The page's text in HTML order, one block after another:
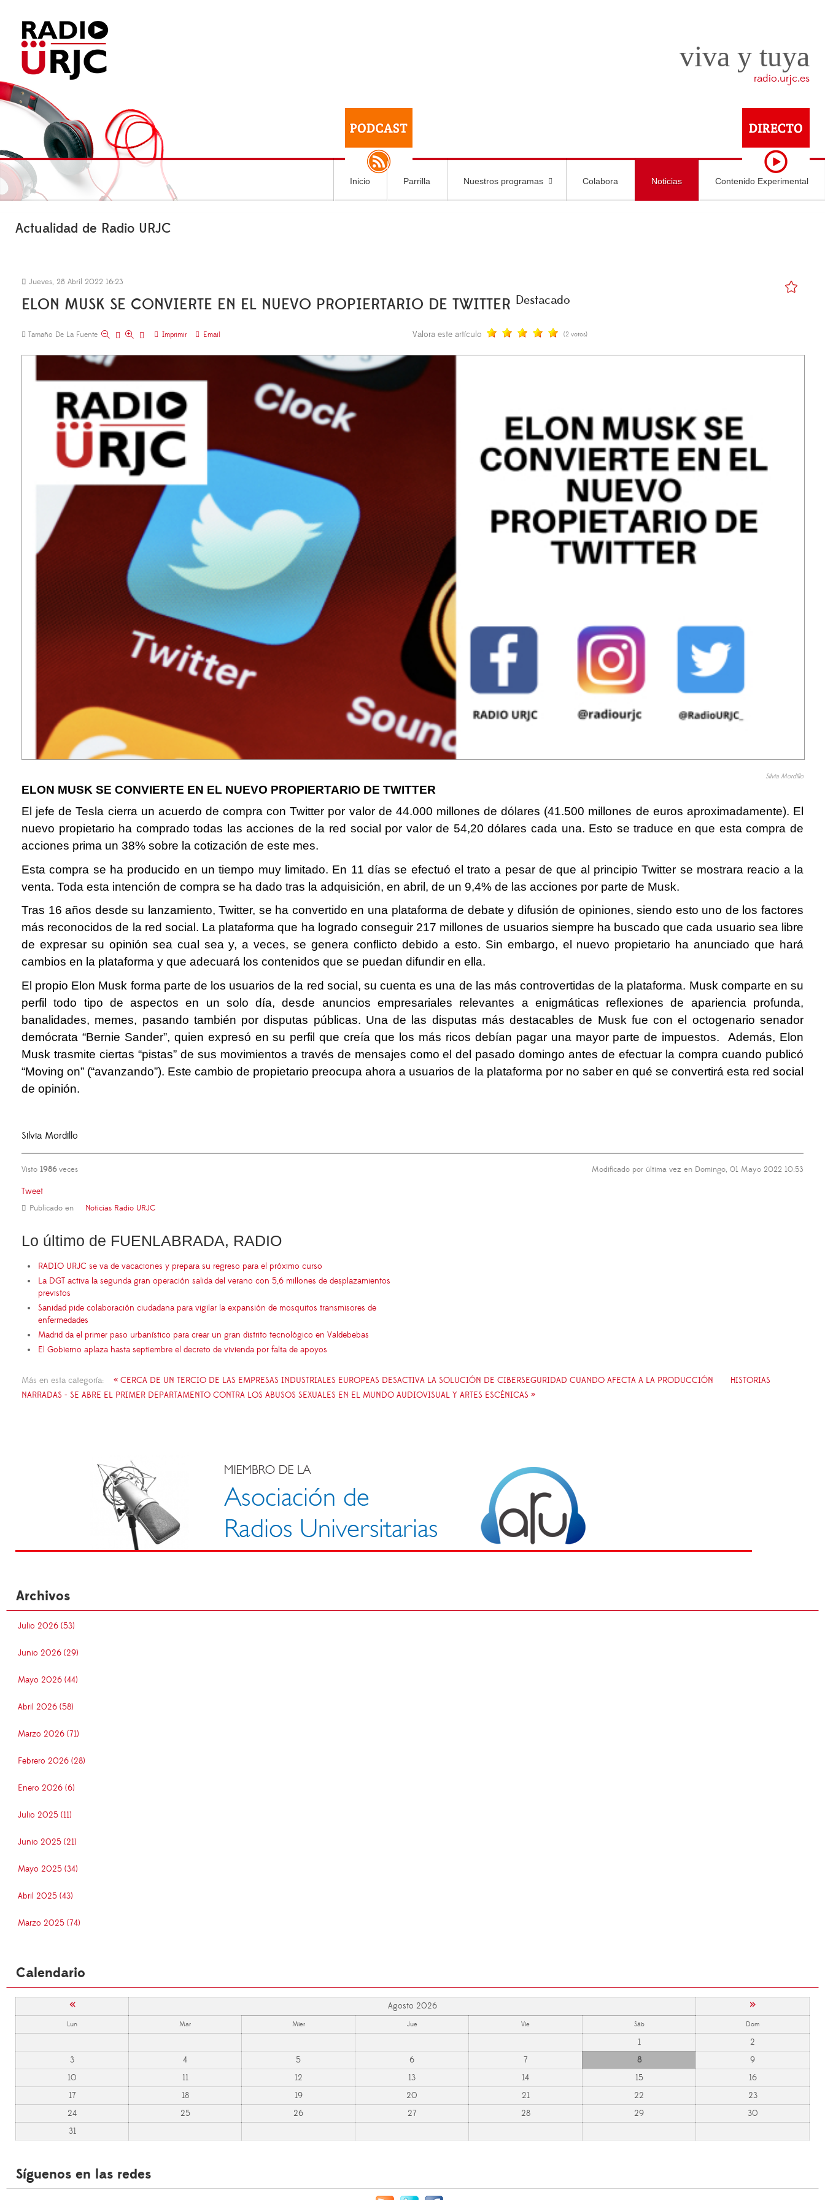
viva y tuya
radio.urjc.es
Inicio Parrilla Nuestros programas Colabora Noticias Contenido Experimental
Actualidad de Radio URJC
Jueves, 28 Abril 2022 16:23
ELON MUSK SE CONVIERTE EN EL NUEVO PROPIERTARIO DE TWITTER Destacado
Tamaño De La Fuente Imprimir Email Valora este artículo (2 votos)
Silvia Mordillo
ELON MUSK SE CONVIERTE EN EL NUEVO PROPIERTARIO DE TWITTER
El jefe de Tesla cierra un acuerdo de compra con Twitter por valor de 44.000 millones de dólares (41.500 millones de euros aproximadamente). El
nuevo propietario ha comprado todas las acciones de la red social por valor de 54,20 dólares cada una. Esto se traduce en que esta compra de
acciones prima un 38% sobre la cotización de este mes.
Esta compra se ha producido en un tiempo muy limitado. En 11 días se efectuó el trato a pesar de que al principio Twitter se mostrara reacio a la
venta. Toda esta intención de compra se ha dado tras la adquisición, en abril, de un 9,4% de las acciones por parte de Musk.
Tras 16 años desde su lanzamiento, Twitter, se ha convertido en una plataforma de debate y difusión de opiniones, siendo esto uno de los factores
más reconocidos de la red social. La plataforma que ha logrado conseguir 217 millones de usuarios siempre ha buscado que cada usuario sea libre
de expresar su opinión sea cual sea y, a veces, se genera conflicto debido a esto. Sin embargo, el nuevo propietario ha anunciado que hará
cambios en la plataforma y que adecuará los contenidos que se puedan difundir en ella.
El propio Elon Musk forma parte de los usuarios de la red social, su cuenta es una de las más controvertidas de la plataforma. Musk comparte en su
perfil todo tipo de aspectos en un solo día, desde anuncios empresariales relevantes a enigmáticas reflexiones de apariencia profunda,
banalidades, memes, pasando también por disputas públicas. Una de las disputas más destacables de Musk fue con el octogenario senador
demócrata “Bernie Sander”, quien expresó en su perfil que creía que los más ricos debían pagar una mayor parte de impuestos. Además, Elon
Musk trasmite ciertas “pistas” de sus movimientos a través de mensajes como el del pasado domingo antes de efectuar la compra cuando publicó
“Moving on” (“avanzando”). Este cambio de propietario preocupa ahora a usuarios de la plataforma por no saber en qué se convertirá esta red social
de opinión.
Silvia Mordillo
Visto 1986veces Modificado por última vez en Domingo, 01 Mayo 2022 10:53
Tweet
Publicado en Noticias Radio URJC
Lo último de FUENLABRADA, RADIO
RADIO URJC se va de vacaciones y prepara su regreso para el próximo curso
La DGT activa la segunda gran operación salida del verano con 5,6 millones de desplazamientos
previstos
Sanidad pide colaboración ciudadana para vigilar la expansión de mosquitos transmisores de
enfermedades
Madrid da el primer paso urbanístico para crear un gran distrito tecnológico en Valdebebas
El Gobierno aplaza hasta septiembre el decreto de vivienda por falta de apoyos
Más en esta categoría: « CERCA DE UN TERCIO DE LAS EMPRESAS INDUSTRIALES EUROPEAS DESACTIVA LA SOLUCIÓN DE CIBERSEGURIDAD CUANDO AFECTA A LA PRODUCCIÓN
HISTORIAS
NARRADAS - SE ABRE EL PRIMER DEPARTAMENTO CONTRA LOS ABUSOS SEXUALES EN EL MUNDO AUDIOVISUAL Y ARTES ESCÉNICAS »
Archivos
Julio 2026 (53)
Junio 2026 (29)
Mayo 2026 (44)
Abril 2026 (58)
Marzo 2026 (71)
Febrero 2026 (28)
Enero 2026 (6)
Julio 2025 (11)
Junio 2025 (21)
Mayo 2025 (34)
Abril 2025 (43)
Marzo 2025 (74)
Calendario
« Agosto 2026 »
Lun Mar Mier Jue Vie Sáb Dom
1
2
3
4 5 6 7 8
9
10
11 12 13 14 15
16
17
18 19 20 21 22
23
24
25 26 27 28 29
30
31
Síguenos en las redes